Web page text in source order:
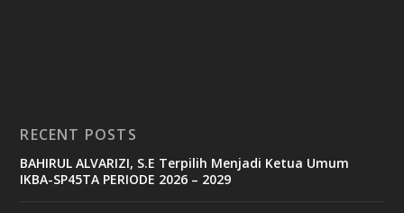
RECENT POSTS
BAHIRUL ALVARIZI, S.E Terpilih Menjadi Ketua Umum
IKBA-SP45TA PERIODE 2026 – 2029